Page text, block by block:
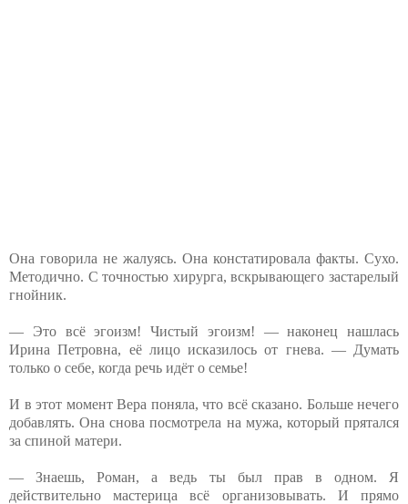
Она говорила не жалуясь. Она констатировала факты. Сухо.
Методично. С точностью хирурга, вскрывающего застарелый
гнойник.
— Это всё эгоизм! Чистый эгоизм! — наконец нашлась
Ирина Петровна, её лицо исказилось от гнева. — Думать
только о себе, когда речь идёт о семье!
И в этот момент Вера поняла, что всё сказано. Больше нечего
добавлять. Она снова посмотрела на мужа, который прятался
за спиной матери.
— Знаешь, Роман, а ведь ты был прав в одном. Я
действительно мастерица всё организовывать. И прямо